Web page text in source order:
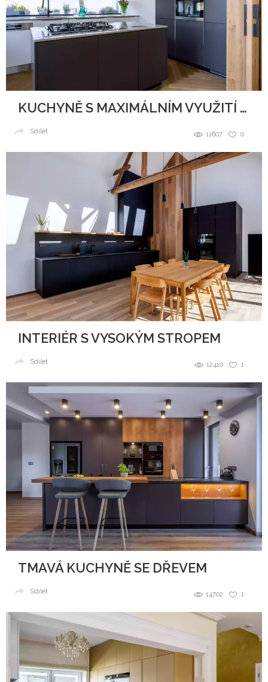
KUCHYNĚ S MAXIMÁLNÍM VYUŽITÍ PROSTORU
0
11607
Sdílet
INTERIÉR S VYSOKÝM STROPEM
1
12410
Sdílet
TMAVÁ KUCHYNĚ SE DŘEVEM
1
14702
Sdílet